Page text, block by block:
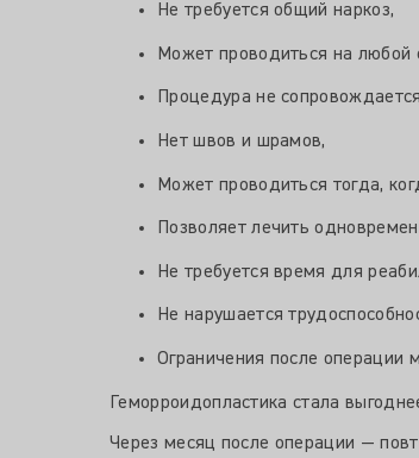
Не требуется общий наркоз,
Может проводиться на любой
Процедура не
Нет швов и шрамов,
Может проводиться тогда,
Позволяет лечить
Не требуется время для
Не нарушается
Ограничения после операции
Геморроидопластика стала
Через месяц после операции —